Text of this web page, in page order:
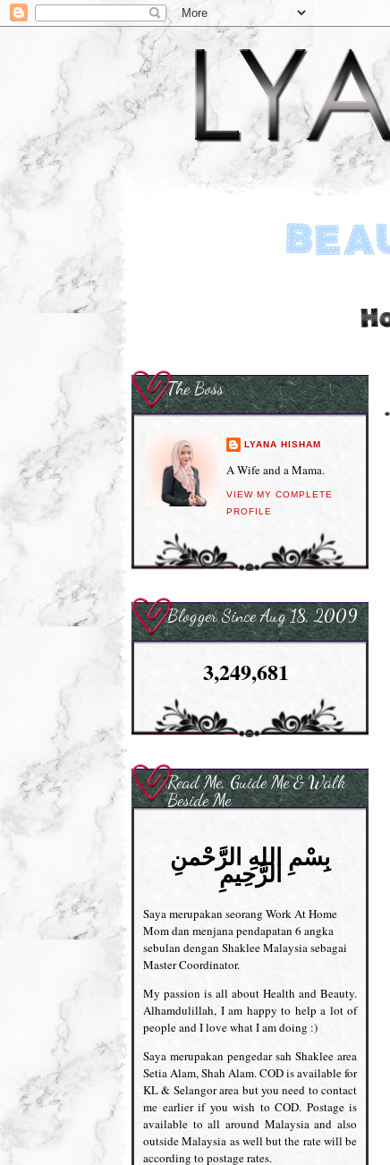
The Boss
LYANA HISHAM
A Wife and a Mama.
VIEW MY COMPLETE
PROFILE
Blogger Since Aug 18, 2009
3,249,681
Read Me, Guide Me & Walk
Beside Me
بِسْمِ اللهِ الرَّحْمنِ
الرَّحِيمِ
Saya merupakan seorang Work At Home
Mom dan menjana pendapatan 6 angka
sebulan dengan Shaklee Malaysia sebagai
Master Coordinator.
My passion is all about Health and Beauty.
Alhamdulillah, I am happy to help a lot of
people and I love what I am doing :)
Saya merupakan pengedar sah Shaklee area
Setia Alam, Shah Alam. COD is available for
KL & Selangor area but you need to contact
me earlier if you wish to COD. Postage is
available to all around Malaysia and also
outside Malaysia as well but the rate will be
according to postage rates.